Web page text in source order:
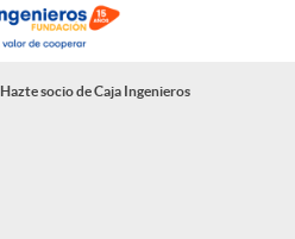
Hazte socio de Caja Ingenieros